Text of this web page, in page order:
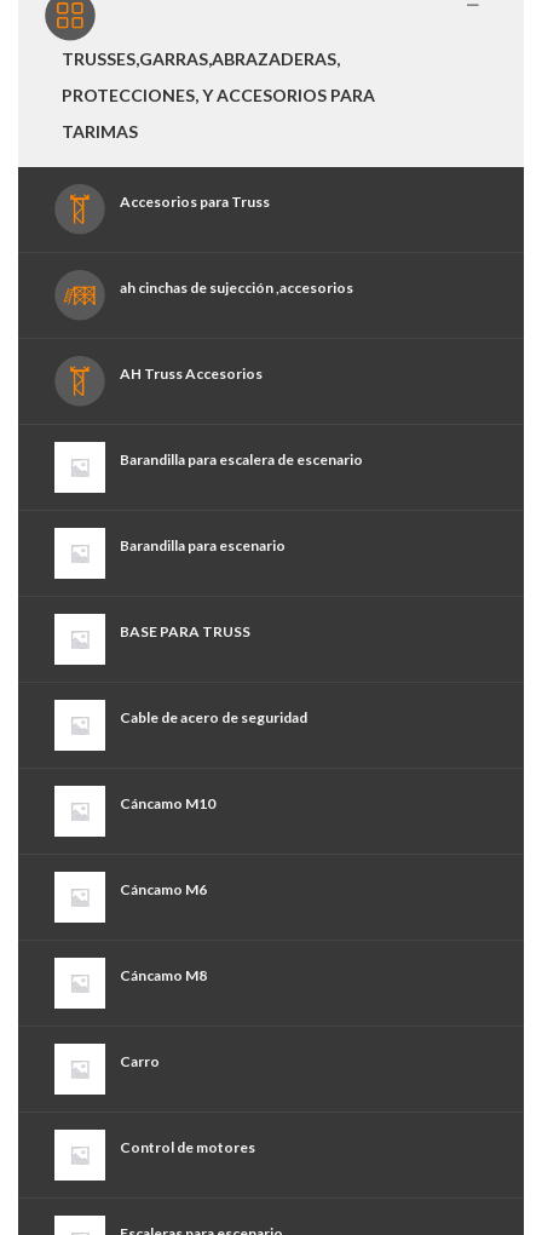
TRUSSES,GARRAS,ABRAZADERAS,
PROTECCIONES, Y ACCESORIOS PARA
TARIMAS
Accesorios para Truss
ah cinchas de sujección ,accesorios
AH Truss Accesorios
Barandilla para escalera de escenario
Barandilla para escenario
BASE PARA TRUSS
Cable de acero de seguridad
Cáncamo M10
Cáncamo M6
Cáncamo M8
Carro
Control de motores